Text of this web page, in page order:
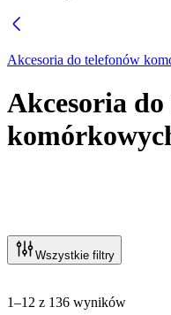
Akcesoria do telefonów
Akcesoria
Wszystkie filtry
1–12 z 136 wyników